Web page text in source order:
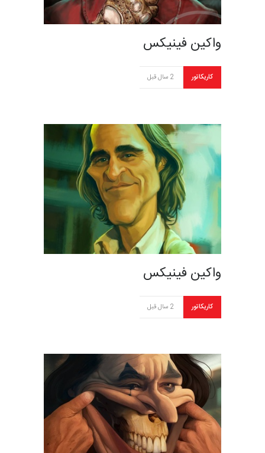
واکین فینیکس
کاریکاتور 2 سال قبل
واکین فینیکس
کاریکاتور 2 سال قبل